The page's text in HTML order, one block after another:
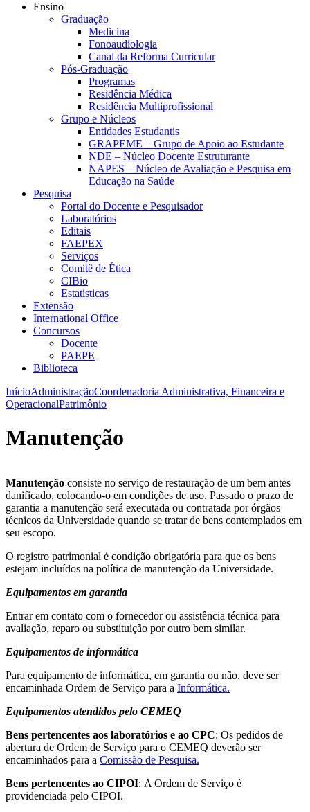
Ensino
Graduação
Medicina
Fonoaudiologia
Canal da Reforma Curricular
Pós-Graduação
Programas
Residência Médica
Residência Multiprofissional
Grupo e Núcleos
Entidades Estudantis
GRAPEME – Grupo de Apoio ao Estudante
NDE – Núcleo Docente Estruturante
NAPES – Núcleo de Avaliação e Pesquisa em
Educação na Saúde
Pesquisa
Portal do Docente e Pesquisador
Laboratórios
Editais
FAEPEX
Serviços
Comitê de Ética
CIBio
Estatísticas
Extensão
International Office
Concursos
Docente
PAEPE
Biblioteca
InícioAdministraçãoCoordenadoria Administrativa, Financeira e
OperacionalPatrimônio
Manutenção
Manutenção consiste no serviço de restauração de um bem antes
danificado, colocando-o em condições de uso. Passado o prazo de
garantia a manutenção será executada ou contratada por órgãos
técnicos da Universidade quando se tratar de bens contemplados em
seu escopo.
O registro patrimonial é condição obrigatória para que os bens
estejam incluídos na política de manutenção da Universidade.
Equipamentos em garantia
Entrar em contato com o fornecedor ou assistência técnica para
avaliação, reparo ou substituição por outro bem similar.
Equipamentos de informática
Para equipamento de informática, em garantia ou não, deve ser
encaminhada Ordem de Serviço para a Informática.
Equipamentos atendidos pelo CEMEQ
Bens pertencentes aos laboratórios e ao CPC: Os pedidos de
abertura de Ordem de Serviço para o CEMEQ deverão ser
encaminhados para a Comissão de Pesquisa.
Bens pertencentes ao CIPOI: A Ordem de Serviço é
providenciada pelo CIPOI.